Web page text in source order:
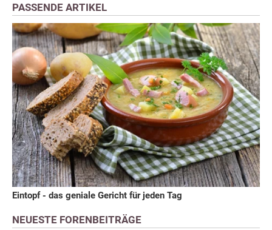
PASSENDE ARTIKEL
Eintopf - das geniale Gericht für jeden Tag
NEUESTE FORENBEITRÄGE